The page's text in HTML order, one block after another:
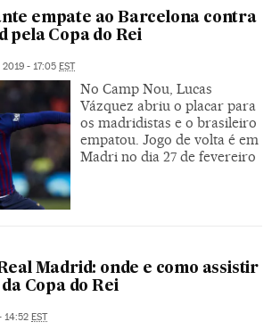
empate ao Barcelona contra
pela Copa do Rei
2019 - 17:05 EST
No Camp Nou, Lucas
Vázquez abriu o placar para
os madridistas e o brasileiro
empatou. Jogo de volta é em
Madri no dia 27 de fevereiro
Madrid: onde e como assistir
Copa do Rei
14:52 EST